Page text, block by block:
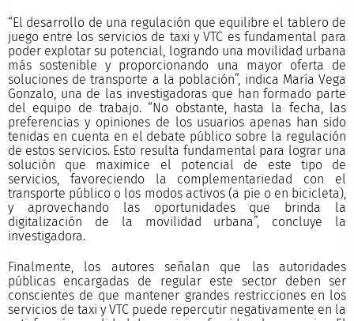
“El desarrollo de una regulación que equilibre el tablero de
juego entre los servicios de taxi y VTC es fundamental para
poder explotar su potencial, logrando una movilidad urbana
más sostenible y proporcionando una mayor oferta de
soluciones de transporte a la población”, indica María Vega
Gonzalo, una de las investigadoras que han formado parte
del equipo de trabajo. “No obstante, hasta la fecha, las
preferencias y opiniones de los usuarios apenas han sido
tenidas en cuenta en el debate público sobre la regulación
de estos servicios. Esto resulta fundamental para lograr una
solución que maximice el potencial de este tipo de
servicios, favoreciendo la complementariedad con el
transporte público o los modos activos (a pie o en bicicleta),
y aprovechando las oportunidades que brinda la
digitalización de la movilidad urbana”, concluye la
investigadora.
Finalmente, los autores señalan que las autoridades
públicas encargadas de regular este sector deben ser
conscientes de que mantener grandes restricciones en los
servicios de taxi y VTC puede repercutir negativamente en la